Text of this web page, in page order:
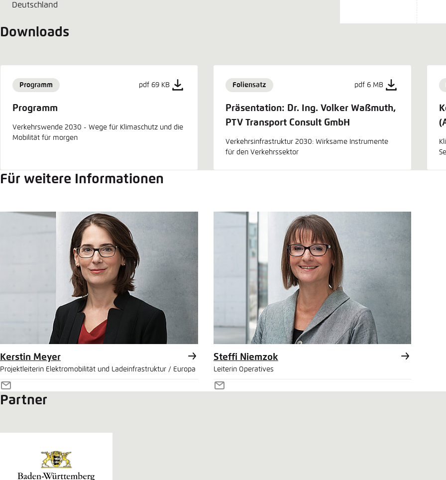
Deutschland
Downloads
Programm pdf 69 KB
Programm
Verkehrswende 2030 - Wege für Klimaschutz und die
Mobilität für morgen
Foliensatz pdf 6 MB
Präsentation: Dr. Ing. Volker Waßmuth,
PTV Transport Consult GmbH
Verkehrsinfrastruktur 2030: Wirksame Instrumente
für den Verkehrssektor
Für weitere Informationen
Kerstin Meyer
Projektleiterin Elektromobilität und Ladeinfrastruktur / Europa
E-
Mail
Steffi Niemzok
Leiterin Operatives
E-
Partner